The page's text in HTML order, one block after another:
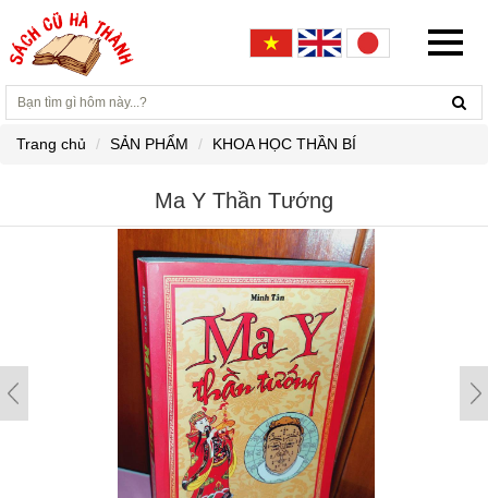
Trang chủ SẢN PHẨM KHOA HỌC THẦN BÍ
Ma Y Thần Tướng